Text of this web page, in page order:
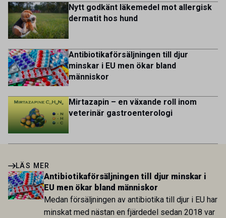
Nytt godkänt läkemedel mot allergisk
dermatit hos hund
Antibiotikaförsäljningen till djur
minskar i EU men ökar bland
människor
Mirtazapin – en växande roll inom
veterinär gastroenterologi
LÄS MER
Antibiotikaförsäljningen till djur minskar i
EU men ökar bland människor
Medan försäljningen av antibiotika till djur i EU har
minskat med nästan en fjärdedel sedan 2018 var